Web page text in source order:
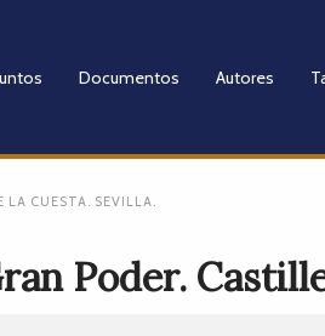
Documentos Autores
LA CUESTA. SEVILLA.
Poder.